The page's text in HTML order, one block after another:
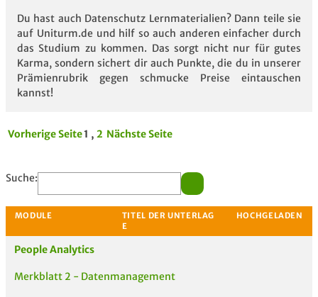
Du hast auch Datenschutz Lernmaterialien? Dann teile sie
auf Uniturm.de und hilf so auch anderen einfacher durch
das Studium zu kommen. Das sorgt nicht nur für gutes
Karma, sondern sichert dir auch Punkte, die du in unserer
Prämienrubrik gegen schmucke Preise eintauschen
kannst!
Vorherige Seite1 , 2 Nächste Seite
Suche:
People Analytics
Merkblatt 2 - Datenmanagement